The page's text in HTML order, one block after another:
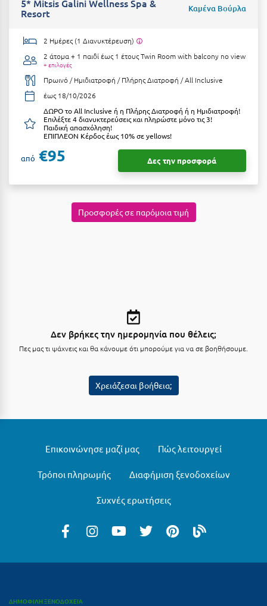
Καρπενήσι
Κάρυστος
Κάσος
Κασσάνδρα
Καστοριά
Κατερίνη
Κέα - Τζιά
Κρουαζιέρες
5* Mitsis Galini Wellness Spa &
Resort Καμένα Βούρλα
2 Ημέρες (1 Διανυκτέρευση)
2 άτομα + 1 παιδί έως 1 έτουςTwin Room with balcony no view
+ επιλογές
Πρωινό / Ημιδιατροφή / Πλήρης Διατροφή / All Inclusive
έως 18/10/2026
ΔΩΡΟ το All Inclusive ή η Πλήρης Διατροφή ή η Ημιδιατροφή!
Επιλέξτε 4 διανυκτερεύσεις και πληρώστε μόνο τις 3!
Παιδική απασχόληση!
ΕΠΙΠΛΕΟΝ Κέρδος έως 10% σε yellows!
από €95 Δες την προσφορά
Προσφορές σε παρόμοια τιμή
Δεν βρήκες την ημερομηνία που θέλεις;
Πες μας τι ψάχνεις και θα κάνουμε ότι μπορούμε για να σε βοηθήσουμε.
Χρειάζεσαι βοήθεια;
Επικοινώνησε μαζί μας Πώς λειτουργεί
Τρόποι πληρωμής Διαφήμιση ξενοδοχείων
Συχνές ερωτήσεις
ΔΗΜΟΦΙΛΗ ΞΕΝΟΔΟΧΕΙΑ